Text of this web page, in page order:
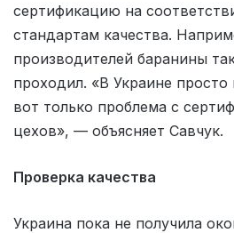
сертификацию на
стандартам качества.
производителей баранины
проходил. «В Украине просто
вот только проблема с
цехов», — объясняет Савчук.
Проверка качества
Украина пока не получила